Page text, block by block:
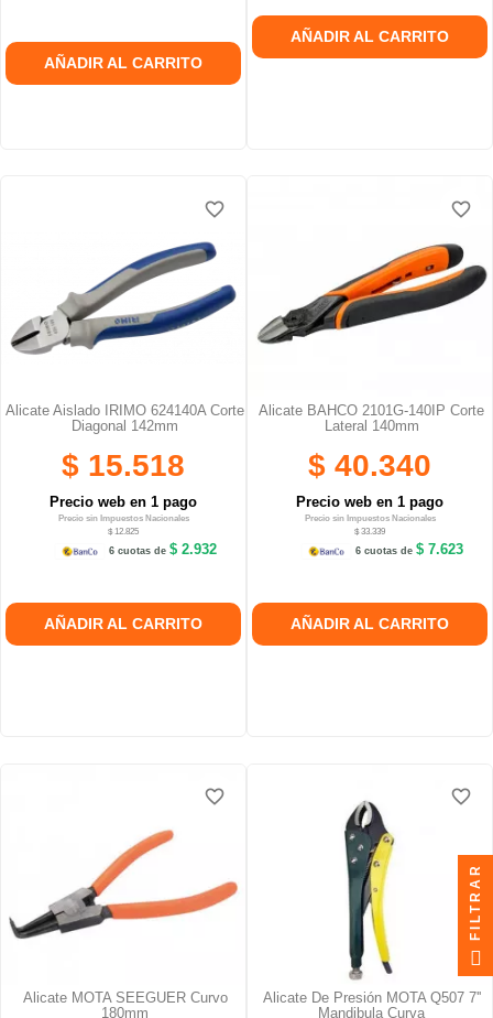
AÑADIR AL CARRITO
AÑADIR AL CARRITO
Alicate Aislado IRIMO 624140A Corte
Diagonal 142mm
$ 15.518
Precio web en 1 pago
Precio sin Impuestos Nacionales
$ 12.825
6 cuotas de $ 2.932
AÑADIR AL CARRITO
favorite_border
favorite_border
Alicate BAHCO 2101G-140IP Corte
Lateral 140mm
$ 40.340
Precio web en 1 pago
Precio sin Impuestos Nacionales
$ 33.339
6 cuotas de $ 7.623
AÑADIR AL CARRITO
favorite_border
favorite_border
Alicate MOTA SEEGUER Curvo
180mm
favorite_border
favorite_border
Alicate De Presión MOTA Q507 7''
Mandibula Curva
favorite_border
favorite_border
FILTRAR